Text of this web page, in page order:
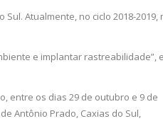
Atualmente, no ciclo 2018-2019,
e implantar rastreabilidade”,
entre os dias 29 de outubro e 9 de
Antônio Prado, Caxias do Sul,